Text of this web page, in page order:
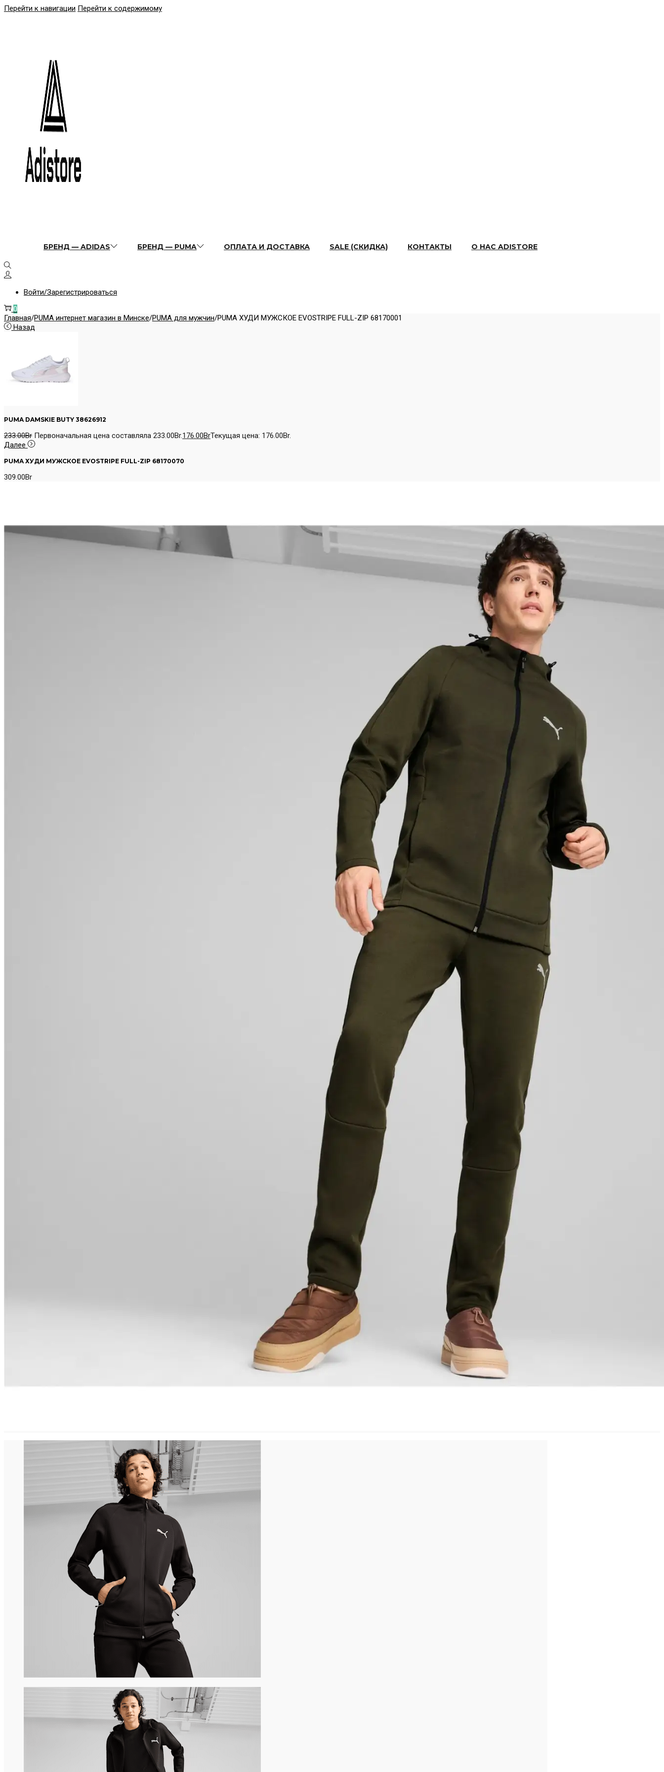
Перейти к навигации Перейти к содержимому
БРЕНД — ADIDAS БРЕНД — PUMA ОПЛАТА И ДОСТАВКА SALE (СКИДКА) КОНТАКТЫ О НАС ADISTORE
Войти/Зарегистрироваться
0
Главная/PUMA интернет магазин в Минске/PUMA для мужчин/PUMA ХУДИ МУЖСКОЕ EVOSTRIPE FULL-ZIP 68170001
Назад
PUMA DAMSKIE BUTY 38626912
233.00Br Первоначальная цена составляла 233.00Br.176.00BrТекущая цена: 176.00Br.
Далее
PUMA ХУДИ МУЖСКОЕ EVOSTRIPE FULL-ZIP 68170070
309.00Br